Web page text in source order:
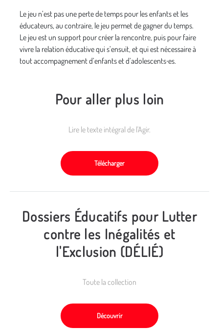
Le jeu n’est pas une perte de temps pour les enfants et les
éducateurs, au contraire, le jeu permet de gagner du temps.
Le jeu est un support pour créer la rencontre, puis pour faire
vivre la relation éducative qui s’ensuit, et qui est nécessaire à
tout accompagnement d’enfants et d’adolescents∙es.
Pour aller plus loin
Lire le texte intégral de l'Agir.
Télécharger
Dossiers Éducatifs pour Lutter
contre les Inégalités et
l'Exclusion (DÉLIÉ)
Toute la collection
Découvrir